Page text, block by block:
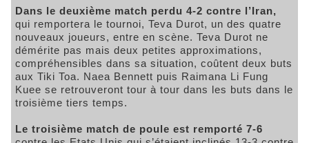
Dans le deuxième match perdu 4-2 contre l’Iran,
qui remportera le tournoi, Teva Durot, un des quatre
nouveaux joueurs, entre en scène. Teva Durot ne
démérite pas mais deux petites approximations,
compréhensibles dans sa situation, coûtent deux buts
aux Tiki Toa. Naea Bennett puis Raimana Li Fung
Kuee se retrouveront tour à tour dans les buts dans le
troisième tiers temps.
Le troisième match de poule est remporté 7-6